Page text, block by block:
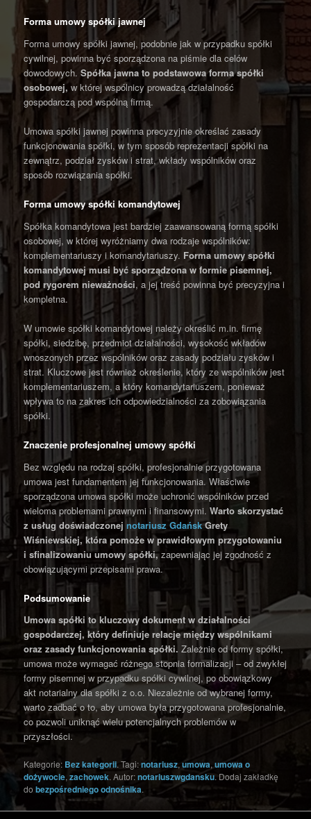
Forma umowy spółki jawnej
Forma umowy spółki jawnej, podobnie jak w przypadku spółki
cywilnej, powinna być sporządzona na piśmie dla celów
dowodowych.Spółka jawna to podstawowa forma spółki
osobowej,w której wspólnicy prowadzą działalność
gospodarczą pod wspólną firmą.
Umowa spółki jawnej powinna precyzyjnie określać zasady
funkcjonowania spółki, w tym sposób reprezentacji spółki na
zewnątrz, podział zysków i strat, wkłady wspólników oraz
sposób rozwiązania spółki.
Forma umowy spółki komandytowej
Spółka komandytowa jest bardziej zaawansowaną formą spółki
osobowej, w której wyróżniamy dwa rodzaje wspólników:
komplementariuszy i komandytariuszy. Forma umowy spółki
komandytowej musi być sporządzona w formie pisemnej,
pod rygorem nieważności, a jej treść powinna być precyzyjna i
kompletna.
W umowie spółki komandytowej należy określić m.in. firmę
spółki, siedzibę, przedmiot działalności, wysokość wkładów
wnoszonych przez wspólników oraz zasady podziału zysków i
strat. Kluczowe jest również określenie, który ze wspólników jest
komplementariuszem, a który komandytariuszem, ponieważ
wpływa to na zakres ich odpowiedzialności za zobowiązania
spółki.
Znaczenie profesjonalnej umowy spółki
Bez względu na rodzaj spółki, profesjonalnie przygotowana
umowa jest fundamentem jej funkcjonowania. Właściwie
sporządzona umowa spółki może uchronić wspólników przed
wieloma problemami prawnymi i finansowymi.Warto skorzystać
z usług doświadczonejnotariusz GdańskGrety
Wiśniewskiej, która pomoże w prawidłowym przygotowaniu
i sfinalizowaniu umowy spółki,zapewniając jej zgodność z
obowiązującymi przepisami prawa.
Podsumowanie
Umowa spółki to kluczowy dokument w działalności
gospodarczej, który definiuje relacje między wspólnikami
oraz zasady funkcjonowania spółki. Zależnie od formy spółki,
umowa może wymagać różnego stopnia formalizacji – od zwykłej
formy pisemnej w przypadku spółki cywilnej, po obowiązkowy
akt notarialny dla spółki z o.o. Niezależnie od wybranej formy,
warto zadbać o to, aby umowa była przygotowana profesjonalnie,
co pozwoli uniknąć wielu potencjalnych problemów w
przyszłości.
Kategorie: Bez kategorii. Tagi:notariusz,umowa,umowa o
dożywocie,zachowek. Autor:notariuszwgdansku. Dodaj zakładkę
dobezpośredniego odnośnika.